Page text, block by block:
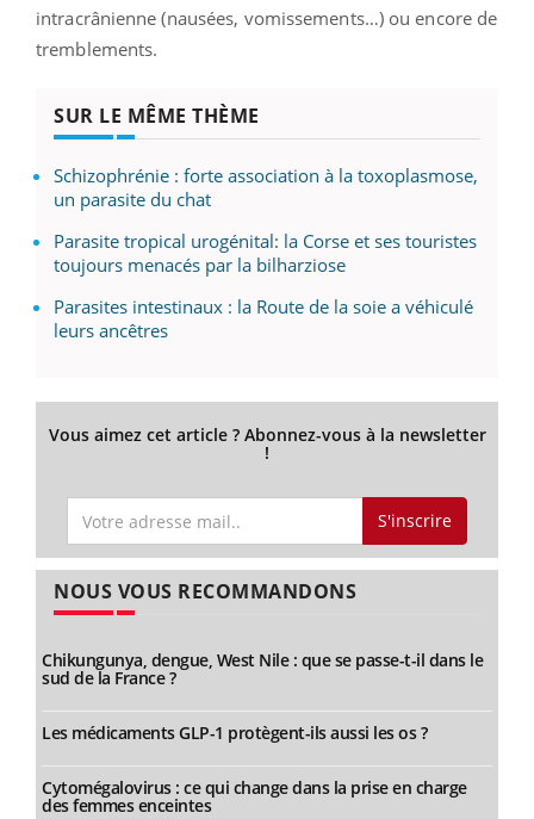
intracrânienne (nausées, vomissements…) ou encore de
tremblements.
SUR LE MÊME THÈME
Schizophrénie : forte association à la toxoplasmose,
un parasite du chat
Parasite tropical urogénital: la Corse et ses touristes
toujours menacés par la bilharziose
Parasites intestinaux : la Route de la soie a véhiculé
leurs ancêtres
Vous aimez cet article ? Abonnez-vous à la newsletter
!
S'inscrire
NOUS VOUS RECOMMANDONS
Chikungunya, dengue, West Nile : que se passe-t-il dans le
sud de la France ?
Les médicaments GLP-1 protègent-ils aussi les os ?
Cytomégalovirus : ce qui change dans la prise en charge
des femmes enceintes